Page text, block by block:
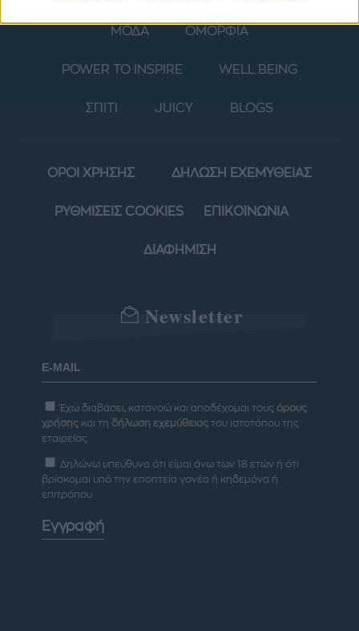
ΜΟΔΑ ΟΜΟΡΦΙΑ
POWER TO INSPIRE WELL BEING
ΣΠΙΤΙ JUICY BLOGS
ΟΡΟΙ ΧΡΗΣΗΣ ΔΗΛΩΣΗ ΕΧΕΜΥΘΕΙΑΣ
ΡΥΘΜΙΣΕΙΣ COOKIES ΕΠΙΚΟΙΝΩΝΙΑ
ΔΙΑΦΗΜΙΣΗ
Newsletter
Έχω διαβάσει, κατανοώ και αποδέχομαι τους όρους
χρήσης και τη δήλωση εχεμύθειας του ιστοτόπου της
εταιρείας
Δηλώνω υπεύθυνα ότι είμαι άνω των 18 ετών ή ότι
βρίσκομαι υπό την εποπτεία γονέα ή κηδεμόνα ή
επιτρόπου
Εγγραφή